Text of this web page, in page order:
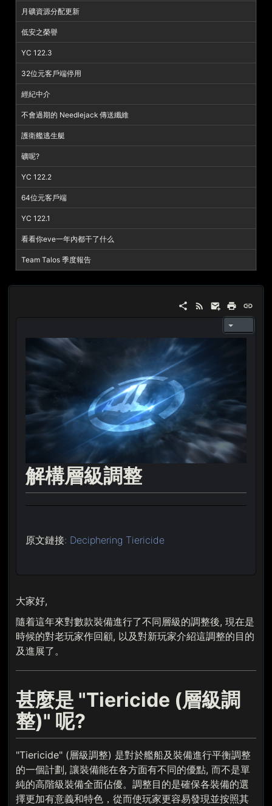
月礦資源分配更新
低安之榮譽
YC 122.3
32位元客戶端停用
經紀中介
不會過期的 Needlejack 傳送纖維
護衛艦逃生艇
礦呢?
YC 122.2
64位元客戶端
YC 122.1
看看你eve一年內都干了什么
Team Talos 季度報告
解構層級調整
原文鏈接: Deciphering Tiericide
大家好,
隨着這年來對數款裝備進行了不同層級的調整後, 現在是
時候的對老玩家作回顧, 以及對新玩家介紹這調整的目的
及進展了。
甚麼是 "Tiericide (層級調
整)" 呢?
"Tiericide" (層級調整) 是對於艦船及裝備進行平衡調整
的一個計劃, 讓裝備能在各方面有不同的優點, 而不是單
純的高階級裝備全面佔優。調整目的是確保各裝備的選
擇更加有意義和特色，從而使玩家更容易發現並按照其